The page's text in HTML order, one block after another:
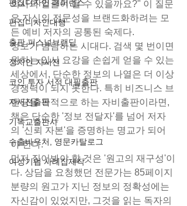
편집디자인 레퍼런스
편집디자인대행
출판 퍼스널브랜딩
정치인 자서전
코인 투자 서적 대필출판
자서전출판
기독교출판사
수출바우처, 영문카탈로그
여성기업 사례집제작
회사의 얼굴이 될 수 있을까요?" 이 질문
은 자신의 전문성을 브랜드화하려는 모
든 예비 저자의 공통된 숙제다.
정보가 범람하는 시대다. 검색 몇 번이면
원하는 입시 요강을 손쉽게 얻을 수 있는
세상에서, 단순한 정보의 나열은 더 이상
경쟁력이 되지 못한다. 특히 비즈니스 브
랜딩을 목적으로 하는 자비출판이라면,
책은 단순한 '정보 전달자'를 넘어 저자
의 '신뢰 자본'을 증명하는 명교가 되어
야 한다.
먼저 짚어봐야 할 것은 '원고의 재구성'이
다. 상담을 요청했던 전문가는 85페이지
분량의 원고가 지닌 정보의 정확성에는
자신감이 있었지만, 그것을 읽는 독자의